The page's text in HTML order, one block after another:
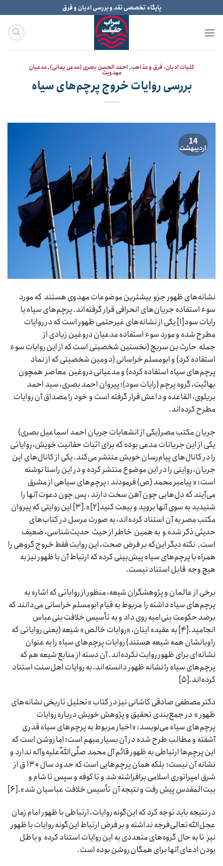
to
content
پایگاه تخصصی نقد و بررسی ادیان و فرق
کلیات ادیان، فرق و مذاهب,احمد الحسن بصری (مدعی یمانی),مدعیان
مهدویت
بررسی روایات خروج پرچم‌های سیاه
14
اردیبهشت
نشانه‌های ظهور جزو بیشترین موضوعات مهدوی هستند که مورد
سوء استفاده جریان‌های انحرافی قرار گرفته‌اند. پرچم‌های سیاه یا
رایات سود[۱] یکی از نشانه‌های غیرحتمی ظهور است که در روایات
مطرح شده و مورد سوء استفاده مدعیان دروغین زیادی از
جمله حارث بن سریج (نخستین شخصیتی است که از این روایات سوء
استفاده کرد) و ابومسلم خراسانی (دومین شخصیتی که از نماد
پرچم‌های سیاه استفاده کرده) و مدعیانی دروغین معاصر همچون
بهائیت، گروه پرچم (رایات سود)؛ پیروان احمد بصری، سید احمد
بریلوی، القاعده و داعش قرار گرفته است و خود را مصداق آن روایات
مطرح کرده‌اند.
جریان مکتب مصر(یکی از انشعابات جریان احمد اسماعیل بصری)
یکی از این جریانات مدعی بوده که برای اثبات حقانیت خویش، روایاتی
را در کانال‌های پیام‌رسان خویش منتشر می‌کند. یکی از کانال‌های این
جریان، روایتی را در این موضوع منتشر کرده و در این راستا نوشته‌
است: « پیامبر محمد (ص) فرمودند : پرچم‌های سیاهی از مشرق
می‌آیند که دل‌هایی چون آهن سخت دارند ، پس چون دعوت آنها را
شنیدید به سوی آنها بروید و بیعت کنید[۲]».[۳] این روایتی که پیروان
مکتب مصر به آن استناد کرده‌اند، به صورت مرسل در کتاب‌های
حدیثی ذکر شده و به همین خاطر از حیث حدیث‌شناسی، ضعیف
است. نکته دیگر این‌که بر فرض صحت، این روایت فقط خروج گروهی را
همراه با پرچم‌های سیاه پیش‌بینی کرده که ارتباط آن با ظهور نیز به
هیچ وجه قابل استناد نیست.
برخی از عالمان و پژوهشگران شیعه، منظور از روایاتی که اشاره به
پرچم‌های سیاه داشته را مربوط به قیام ابومسلم خراسانی می‌دانند که
برضد حکومت بنی‌امیه روی داد و به تأسیس خلافت بنی‌عباس
انجامید.[۴] به‌ عقیده اینان، «روایات خالص» شیعه (یعنی روایاتی که
راویانشان همه شیعه هستند) روایات پرچم‌های سیاه را به عنوان
نشانه‌ای برای ظهور روایت نکرده‌اند. آن دسته از منابع شیعه هم که
پرچم‌های سیاه را نشانه ظهور دانسته‌اند، به روایات اهل‌سنت استناد
کرده‌اند.[۵]
دکتر مصطفی صادقی کاشانی نیز در کتاب «تحلیل تاریخی نشانه‌های
ظهور » در جمع‌بندی تحقیق و پژوهش خویش درباره روایات
پرچم‌های سیاه می‌نویسد: «اخبار مربوط به پرچم‏‌هاى سیاه قدرى
آشفته و مطالب طرح شده در آن بسیار مبهم است؛ اما روشن است که
این پرچم‌‏ها ارتباطى به ظهور قائم آل محمد صلّى‌اللّه‌علیه‌وآله ندارد و
نشانه آن نیست؛ بلکه همان پرچم‏‌هایى است که حدود سال ۱۳۰ ق از
شرق امپراتورى اسلامى برافراشته شد و تا کوفه و سپس تا شام و
بیت‌المقدس پیش رفت و نتیجه آن تأسیس خلافت عباسیان شد».[۶]
در نتیجه باید توجه کرد که این‌گونه روایات، ارتباطی با ظهور امام زمان
عجل‌الله‌تعالی‌فرجه نداشته و بر فرض ارتباط این‌گونه روایات با ظهور
نیز تا به حال گروه‌های متعددی به این روایات استناد کرده‌ و باطل
بودن ادعای آنها برای همگان روشن بوده است.